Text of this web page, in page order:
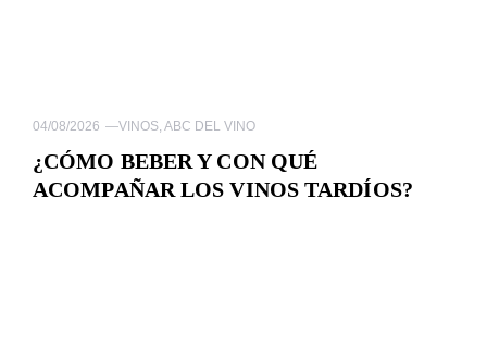
04/08/2026 —VINOS, ABC DEL VINO
¿CÓMO BEBER Y CON QUÉ
ACOMPAÑAR LOS VINOS TARDÍOS?